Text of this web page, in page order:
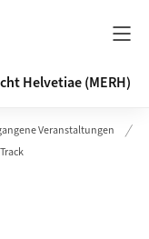
Helvetiae (MERH)
Veranstaltungen